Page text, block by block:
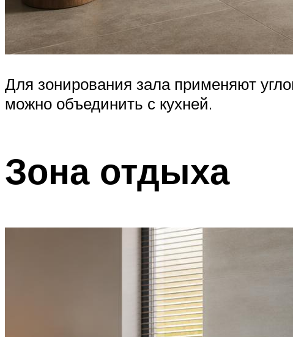
Для зонирования зала применяют
можно объединить с кухней.
Зона отдыха